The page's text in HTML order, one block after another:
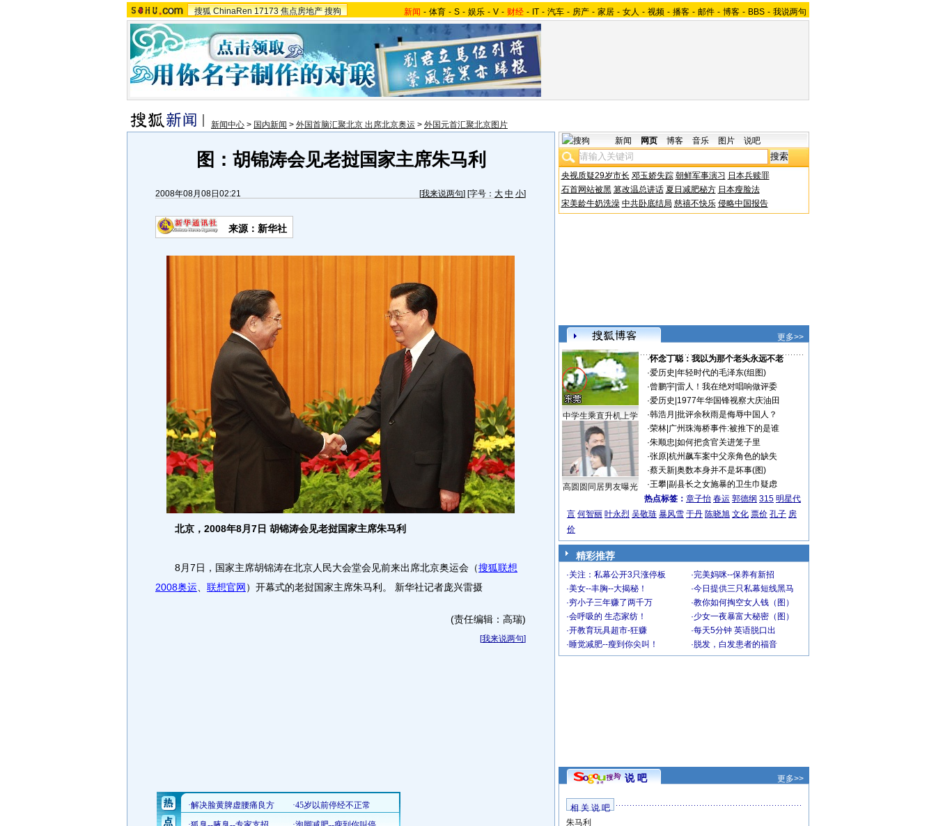
搜狐 ChinaRen 17173 焦点房地产 搜狗 新闻 - 体育 - S - 娱乐 - V - 财经 - IT - 汽车 - 房产 - 家居 - 女人 - 视频 - 播客 - 邮件 - 博客 - BBS - 我说两句
新闻中心 > 国内新闻 > 外国首脑汇聚北京 出席北京奥运 > 外国元首汇聚北京图片
图：胡锦涛会见老挝国家主席朱马利
2008年08月08日02:21 [我来说两句] [字号： 大 中 小]
来源：新华社
北京，2008年8月7日 胡锦涛会见老挝国家主席朱马利
8月7日，国家主席胡锦涛在北京人民大会堂会见前来出席北京奥运会（搜狐联想
2008奥运
联想官网 ）开幕式的老挝国家主席朱马利。 新华社记者庞兴雷摄
(责任编辑：高瑞)
[我来说两句]
新闻 网页 博客 音乐 图片 说吧
央视质疑29岁市长 邓玉娇失踪 朝鲜军事演习 日本兵赎罪
石首网站被黑 篡改温总讲话 夏日减肥秘方 日本瘦脸法
宋美龄牛奶洗澡 中共卧底结局 慈禧不快乐 侵略中国报告
更多>>
中学生乘直升机上学
高圆圆同居男友曝光
·怀念丁聪：我以为那个老头永远不老
·爱历史 年轻时代的毛泽东(组图)
·曾鹏宇| 雷人！我在绝对唱响做评委
·爱历史 1977年华国锋视察大庆油田
·韩浩月 批评余秋雨是侮辱中国人？
·荣林| 广州珠海桥事件:被推下的是谁
·朱顺忠 如何把贪官关进笼子里
·张原| 杭州飙车案中父亲角色的缺失
·蔡天新| 奥数本身并不是坏事(图)
·王攀| 副县长之女施暴的卫生巾疑虑
热点标签： 章子怡 春运 郭德纲 315 明星代
言 何智丽 叶永烈 吴敬琏 暴风雪 于丹 陈晓旭 文化 票价 孔子 房
价
精彩推荐
·关注：私幕公开3只涨停板 ·完美妈咪--保养有新招
·美女--丰胸--大揭秘！ ·今日提供三只私幕短线黑马
·穷小子三年赚了两千万 ·教你如何掏空女人钱（图）
·会呼吸的 生态家纺！ ·少女一夜暴富大秘密（图）
·开教育玩具超市-狂赚 ·每天5分钟 英语脱口出
·睡觉减肥--瘦到你尖叫！ · 脱发，白发患者的福音
说 吧 更多>>
相 关 说 吧
朱马利